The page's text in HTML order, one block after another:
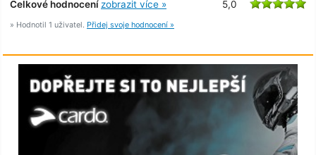
Celkové hodnocení zobrazit více » 5,0
» Hodnotil 1 uživatel. Přidej svoje hodnocení »